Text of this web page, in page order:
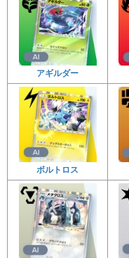
アギルダー
ボルトロス